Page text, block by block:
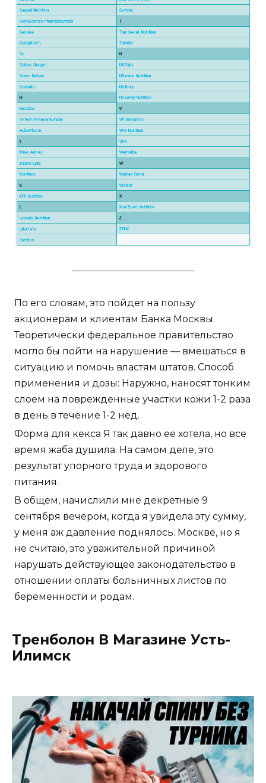
По его словам, это пойдет на пользу
акционерам и клиентам Банка Москвы.
Теоретически федеральное правительство
могло бы пойти на нарушение — вмешаться в
ситуацию и помочь властям штатов. Способ
применения и дозы: Наружно, наносят тонким
слоем на поврежденные участки кожи 1-2 раза
в день в течение 1-2 нед.
Форма для кекса Я так давно ее хотела, но все
время жаба душила. На самом деле, это
результат упорного труда и здорового
питания.
В общем, начислили мне декретные 9
сентября вечером, когда я увидела эту сумму,
у меня аж давление поднялось. Москве, но я
не считаю, это уважительной причиной
нарушать действующее законодательство в
отношении оплаты больничных листов по
беременности и родам.
Тренболон В Магазине Усть-
Илимск